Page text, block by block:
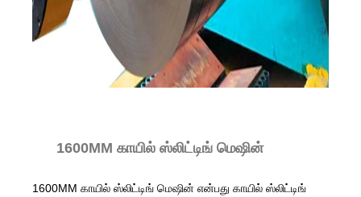
1600MM காயில் ஸ்லிட்டிங் மெஷின்
1600MM காயில் ஸ்லிட்டிங் மெஷின் என்பது காயில் ஸ்லிட்டிங்